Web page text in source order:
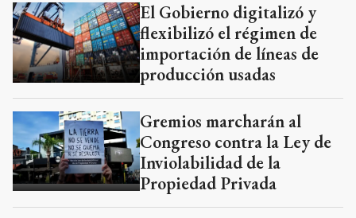
El Gobierno digitalizó y
flexibilizó el régimen de
importación de líneas de
producción usadas
Gremios marcharán al
Congreso contra la Ley de
Inviolabilidad de la
Propiedad Privada